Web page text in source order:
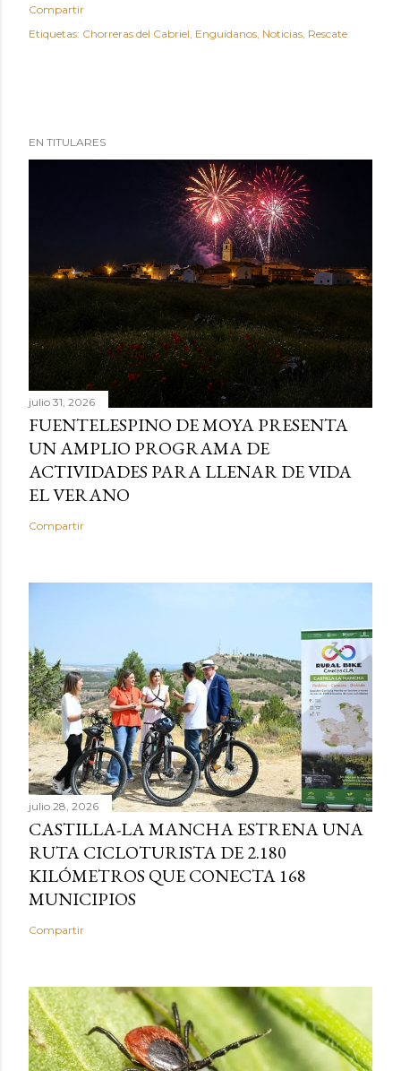
Compartir
Etiquetas: Chorreras del Cabriel Enguídanos Noticias Rescate
EN TITULARES
julio 31, 2026
FUENTELESPINO DE MOYA PRESENTA
UN AMPLIO PROGRAMA DE
ACTIVIDADES PARA LLENAR DE VIDA
EL VERANO
Compartir
julio 28, 2026
CASTILLA-LA MANCHA ESTRENA UNA
RUTA CICLOTURISTA DE 2.180
KILÓMETROS QUE CONECTA 168
MUNICIPIOS
Compartir